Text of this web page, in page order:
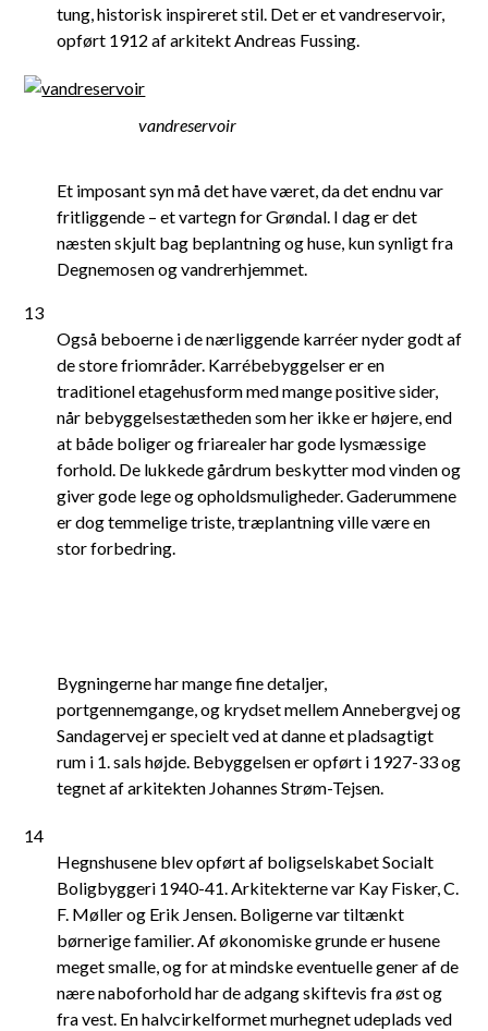
tung, historisk inspireret stil. Det er et vandreservoir,
opført 1912 af arkitekt Andreas Fussing.
vandreservoir
Et imposant syn må det have været, da det endnu var
fritliggende – et vartegn for Grøndal. I dag er det
næsten skjult bag beplantning og huse, kun synligt fra
Degnemosen og vandrerhjemmet.
13
Også beboerne i de nærliggende karréer nyder godt af
de store friområder. Karrébebyggelser er en
traditionel etagehusform med mange positive sider,
når bebyggelsestætheden som her ikke er højere, end
at både boliger og friarealer har gode lysmæssige
forhold. De lukkede gårdrum beskytter mod vinden og
giver gode lege og opholdsmuligheder. Gaderummene
er dog temmelige triste, træplantning ville være en
stor forbedring.
Bygningerne har mange fine detaljer,
portgennemgange, og krydset mellem Annebergvej og
Sandagervej er specielt ved at danne et pladsagtigt
rum i 1. sals højde. Bebyggelsen er opført i 1927-33 og
tegnet af arkitekten Johannes Strøm-Tejsen.
14
Hegnshusene blev opført af boligselskabet Socialt
Boligbyggeri 1940-41. Arkitekterne var Kay Fisker, C.
F. Møller og Erik Jensen. Boligerne var tiltænkt
børnerige familier. Af økonomiske grunde er husene
meget smalle, og for at mindske eventuelle gener af de
nære naboforhold har de adgang skiftevis fra øst og
fra vest. En halvcirkelformet murhegnet udeplads ved